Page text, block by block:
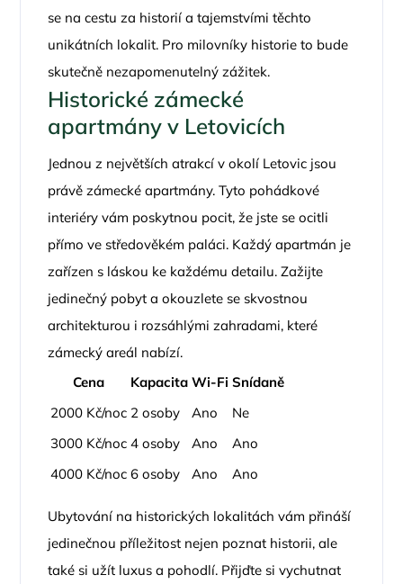
se na cestu za historií a tajemstvími těchto
unikátních lokalit. Pro milovníky historie to bude
skutečně nezapomenutelný zážitek.
Historické zámecké
apartmány v Letovicích
Jednou z největších atrakcí v okolí Letovic jsou
právě zámecké apartmány. Tyto pohádkové
interiéry vám poskytnou pocit, že jste se ocitli
přímo ve středověkém paláci. Každý apartmán je
zařízen s láskou ke každému detailu. Zažijte
jedinečný pobyt a okouzlete se skvostnou
architekturou i rozsáhlými zahradami, které
zámecký areál nabízí.
Cena
Kapacita Wi-Fi Snídaně
2000 Kč/noc 2 osoby Ano
Ne
3000 Kč/noc 4 osoby Ano
Ano
4000 Kč/noc 6 osoby Ano Ano
Ubytování na historických lokalitách vám přináší
jedinečnou příležitost nejen poznat historii, ale
také si užít luxus a pohodlí. Přijďte si vychutnat